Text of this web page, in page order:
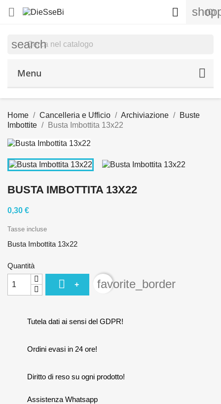
 (0)

search
Menu
Home Cancelleria e Ufficio Archiviazione
Buste
Imbottite
Busta Imbottita 13x22
BUSTA IMBOTTITA 13X22
0,30 €
Tasse incluse
Busta Imbottita 13x22
Quantità
 + favorite_border
Tutela dati ai sensi del GDPR!
Ordini evasi in 24 ore!
Diritto di reso su ogni prodotto!
Assistenza Whatsapp